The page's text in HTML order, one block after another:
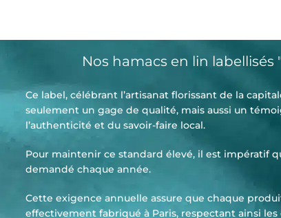
Nos hamacs en lin labellisés
Ce label, célébrant l’artisanat florissant de la
seulement un gage de qualité, mais aussi un
l’authenticité et du savoir-faire local.
Pour maintenir ce standard élevé, il est impératif
demandé chaque année.
Cette exigence annuelle assure que chaque
effectivement fabriqué à Paris, respectant ainsi